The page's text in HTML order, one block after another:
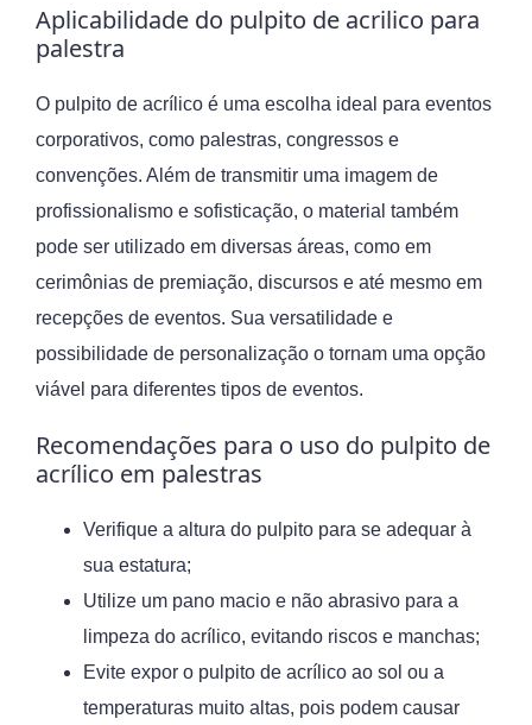
Aplicabilidade do pulpito de acrilico para
palestra
O pulpito de acrílico é uma escolha ideal para eventos
corporativos, como palestras, congressos e
convenções. Além de transmitir uma imagem de
profissionalismo e sofisticação, o material também
pode ser utilizado em diversas áreas, como em
cerimônias de premiação, discursos e até mesmo em
recepções de eventos. Sua versatilidade e
possibilidade de personalização o tornam uma opção
viável para diferentes tipos de eventos.
Recomendações para o uso do pulpito de
acrílico em palestras
Verifique a altura do pulpito para se adequar à
sua estatura;
Utilize um pano macio e não abrasivo para a
limpeza do acrílico, evitando riscos e manchas;
Evite expor o pulpito de acrílico ao sol ou a
temperaturas muito altas, pois podem causar